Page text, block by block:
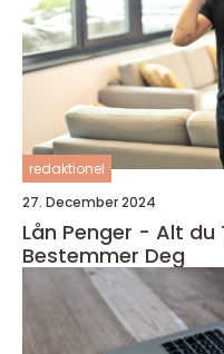
redaktionel
27. December 2024
Lån Penger - Alt du
Bestemmer Deg